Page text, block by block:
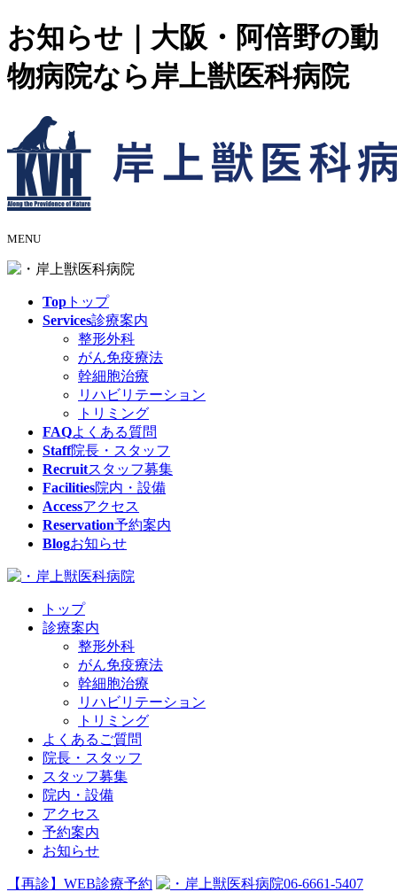
お知らせ｜大阪・阿倍野の動
物病院なら岸上獣医科病院
MENU
Top トップ
Services診療案内
整形外科
がん免疫療法
幹細胞治療
リハビリテーション
トリミング
FAQよくある質問
Staff院長・スタッフ
Recruitスタッフ募集
Facilities院内・設備
Accessアクセス
Reservation予約案内
Blogお知らせ
トップ
診療案内
整形外科
がん免疫療法
幹細胞治療
リハビリテーション
トリミング
よくあるご質問
院長・スタッフ
スタッフ募集
院内・設備
アクセス
予約案内
お知らせ
【再診】WEB診療予約 06-6661-5407